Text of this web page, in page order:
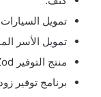
تمويل
تمويل الأسر
منتج التوفير Zod.
برنامج توفير